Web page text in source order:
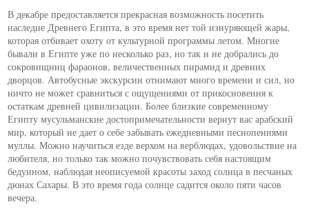
В декабре предоставляется прекрасная возможность посетить
наследие Древнего Египта, в это время нет той изнуряющей жары,
которая отбивает охоту от культурной программы летом. Многие
бывали в Египте уже по несколько раз, но так и не добрались до
сокровищниц фараонов, величественных пирамид и древних
дворцов. Автобусные экскурсии отнимают много времени и сил, но
ничто не может сравниться с ощущениями от прикосновения к
остаткам древней цивилизации. Более близкие современному
Египту мусульманские достопримечательности вернут вас арабский
мир, который не дает о себе забывать ежедневными песнопениями
муллы. Можно научиться езде верхом на верблюдах, удовольствие на
любителя, но только так можно почувствовать себя настоящим
бедуином, наблюдая неописуемой красоты заход солнца в песчаных
дюнах Сахары. В это время года солнце садится около пяти часов
вечера.